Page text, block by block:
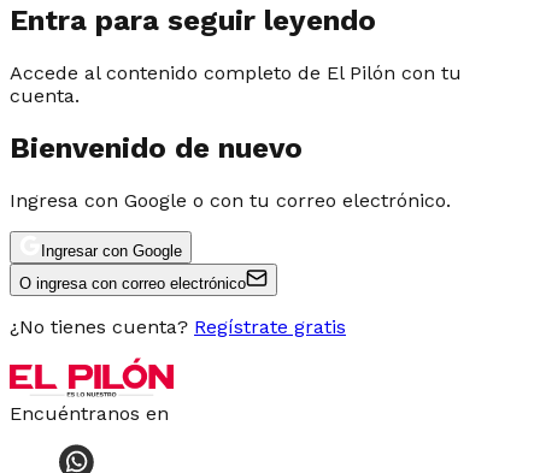
Entra para seguir leyendo
Accede al contenido completo de El Pilón con tu
cuenta.
Bienvenido de nuevo
Ingresa con Google o con tu correo electrónico.
Ingresar con Google
O ingresa con correo electrónico
¿No tienes cuenta? Regístrate gratis
Encuéntranos en